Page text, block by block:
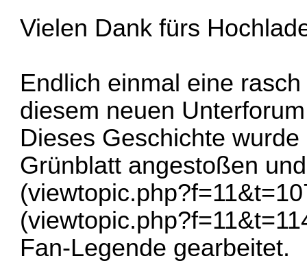
Vielen Dank fürs
Endlich einmal eine
diesem neuen
Dieses Geschichte
Grünblatt angestoßen
(
(
Fan-Legende gearbeitet.